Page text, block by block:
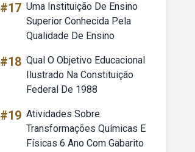
#17 Uma Instituição De Ensino
Superior Conhecida Pela
Qualidade De Ensino
#18 Qual O Objetivo Educacional
Ilustrado Na Constituição
Federal De 1988
#19 Atividades Sobre
Transformações Químicas E
Físicas 6 Ano Com Gabarito